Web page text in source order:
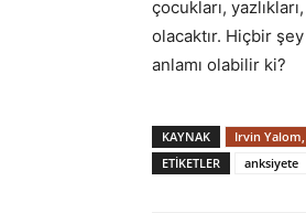
çocukları,
olacaktır. Hiçbir
anlamı olabilir ki?
KAYNAK
Irvin
ETIKETLER
anksiyete